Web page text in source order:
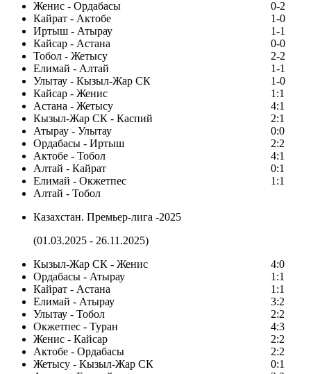
Женис - Ордабасы
0-2
Кайрат - Актобе
1-0
Иртыш - Атырау
1-1
Кайсар - Астана
0-0
Тобол - Жетысу
2-2
Елимай - Алтай
1-1
Улытау - Кызыл-Жар СК
1-0
Кайсар - Женис
1:1
Астана - Жетысу
4:1
Кызыл-Жар СК - Каспий
2:1
Атырау - Улытау
0:0
Ордабасы - Иртыш
2:2
Актобе - Тобол
4:1
Алтай - Кайрат
0:1
Елимай - Окжетпес
1:1
Алтай - Тобол
Казахстан. Премьер-лига -2025
(01.03.2025 - 26.11.2025)
Кызыл-Жар СК - Женис
4:0
Ордабасы - Атырау
1:1
Кайрат - Астана
1:1
Елимай - Атырау
3:2
Улытау - Тобол
2:2
Окжетпес - Туран
4:3
Женис - Кайсар
2:2
Актобе - Ордабасы
2:2
Жетысу - Кызыл-Жар СК
0:1